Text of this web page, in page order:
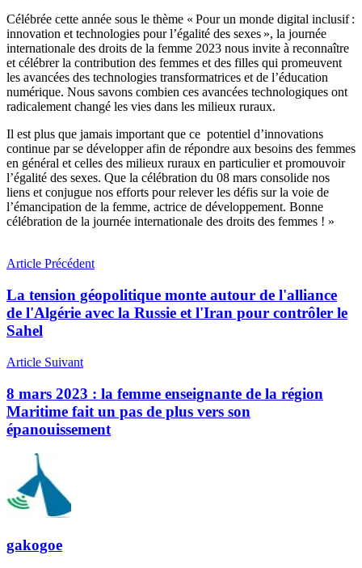
Célébrée cette année sous le thème « Pour un monde digital inclusif :
innovation et technologies pour l’égalité des sexes », la journée
internationale des droits de la femme 2023 nous invite à reconnaître
et célébrer la contribution des femmes et des filles qui promeuvent
les avancées des technologies transformatrices et de l’éducation
numérique. Nous savons combien ces avancées technologiques ont
radicalement changé les vies dans les milieux ruraux.
Il est plus que jamais important que ce potentiel d’innovations
continue par se développer afin de répondre aux besoins des femmes
en général et celles des milieux ruraux en particulier et promouvoir
l’égalité des sexes. Que la célébration du 08 mars consolide nos
liens et conjugue nos efforts pour relever les défis sur la voie de
l’émancipation de la femme, actrice de développement. Bonne
célébration de la journée internationale des droits des femmes ! »
Article Précédent
La tension géopolitique monte autour de l'alliance
de l'Algérie avec la Russie et l'Iran pour contrôler le
Sahel
Article Suivant
8 mars 2023 : la femme enseignante de la région
Maritime fait un pas de plus vers son
épanouissement
gakogoe